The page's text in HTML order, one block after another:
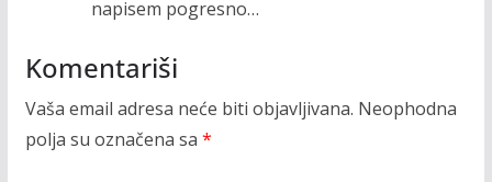
napisem pogresno…
Komentariši
Vaša email adresa neće biti objavljivana. Neophodna
polja su označena sa *